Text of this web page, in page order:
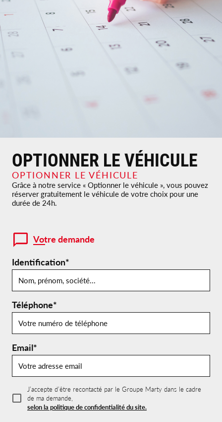
OPTIONNER LE VÉHICULE
OPTIONNER LE VÉHICULE
Grâce à notre service « Optionner le véhicule », vous pouvez
réserver gratuitement le véhicule de votre choix pour une
durée de 24h.
Votre demande
Identification*
Téléphone*
Email*
J’accepte d’être recontacté par le Groupe Marty dans le cadre
de ma demande,
selon la politique de confidentialité du site.